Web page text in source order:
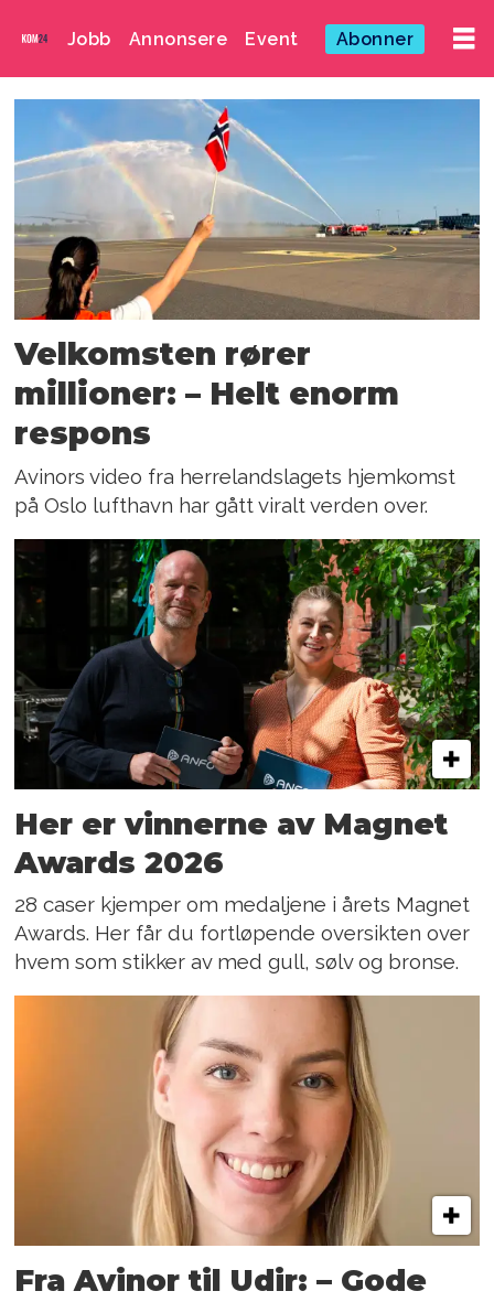
Jobb Annonsere Event Abonner
Emne:
avinor
Velkomsten rører
millioner: – Helt enorm
respons
Avinors video fra herrelandslagets hjemkomst
på Oslo lufthavn har gått viralt verden over.
Her er vinnerne av Magnet
Awards 2026
28 caser kjemper om medaljene i årets Magnet
Awards. Her får du fortløpende oversikten over
hvem som stikker av med gull, sølv og bronse.
Fra Avinor til Udir: – Gode